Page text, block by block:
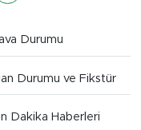
Durumu
Durumu ve Fikstür
Dakika Haberleri